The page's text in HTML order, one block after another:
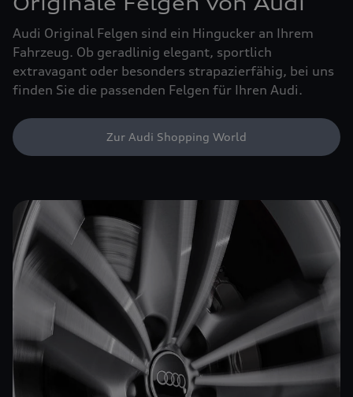
Audi Original Felgen sind ein Hingucker an Ihrem
Fahrzeug. Ob geradlinig elegant, sportlich
extravagant oder besonders strapazierfähig, bei uns
finden Sie die passenden Felgen für Ihren Audi.
Zur Audi Shopping World